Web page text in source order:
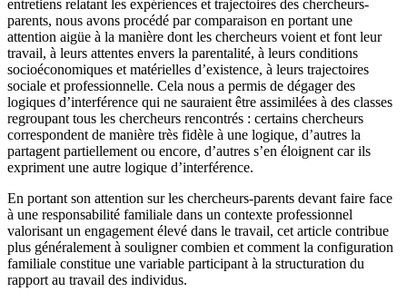
entretiens relatant les expériences et trajectoires des chercheurs-
parents, nous avons procédé par comparaison en portant une
attention aigüe à la manière dont les chercheurs voient et font leur
travail, à leurs attentes envers la parentalité, à leurs conditions
socioéconomiques et matérielles d’existence, à leurs trajectoires
sociale et professionnelle. Cela nous a permis de dégager des
logiques d’interférence qui ne sauraient être assimilées à des classes
regroupant tous les chercheurs rencontrés : certains chercheurs
correspondent de manière très fidèle à une logique, d’autres la
partagent partiellement ou encore, d’autres s’en éloignent car ils
expriment une autre logique d’interférence.
En portant son attention sur les chercheurs-parents devant faire face
à une responsabilité familiale dans un contexte professionnel
valorisant un engagement élevé dans le travail, cet article contribue
plus généralement à souligner combien et comment la configuration
familiale constitue une variable participant à la structuration du
rapport au travail des individus.